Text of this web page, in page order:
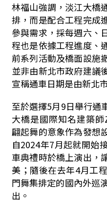
林福山強調，淡江大橋
排，而是配合工程完成
參與需求，採每週六、
程也是依據工程進度、
前系列活動及橋面設施
並非由新北市政府建議
宣稱通車日期是由新北
至於選擇5月9日舉行通
大橋是國際知名建築師
翩起舞的意象作為發想
自2024年7月起就開始
車典禮時於橋上演出，
美；隨後在去年4月工
門舞集排定的國內外巡
出。